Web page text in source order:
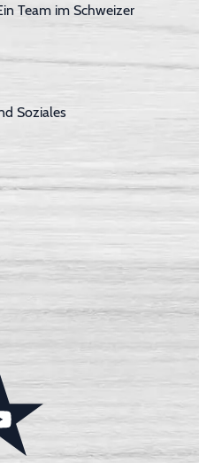
Team im Schweizer
Soziales